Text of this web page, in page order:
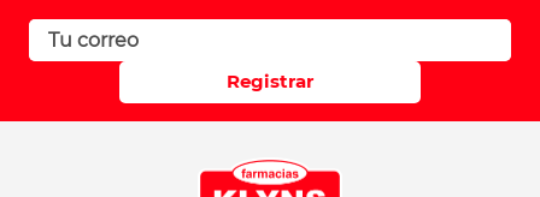
Califique el producto de 1 a 5 estrellas
Registrar